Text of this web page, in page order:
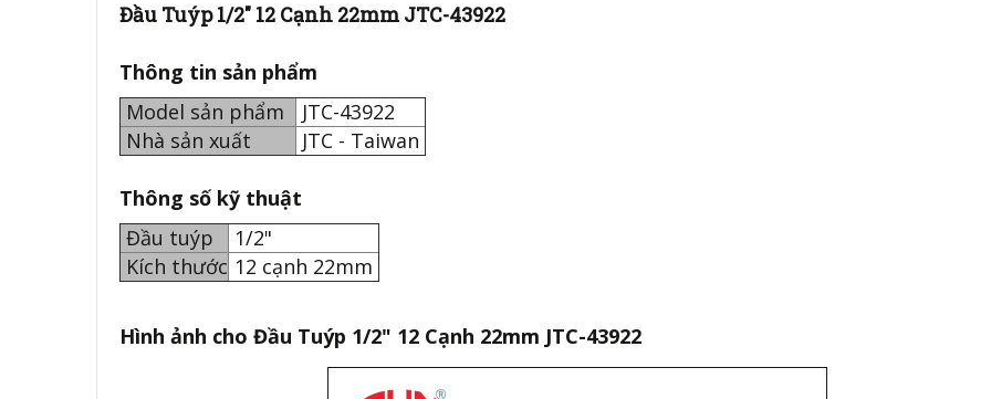
Đầu Tuýp 1/2" 12 Cạnh 22mm JTC-43922
Thông tin sản phẩm
Model sản phẩm
JTC-43922
Nhà sản xuất
JTC - Taiwan
Thông số kỹ thuật
Đầu tuýp
1/2"
Kích thước 12 cạnh 22mm
Hình ảnh cho Đầu Tuýp 1/2" 12 Cạnh 22mm JTC-43922